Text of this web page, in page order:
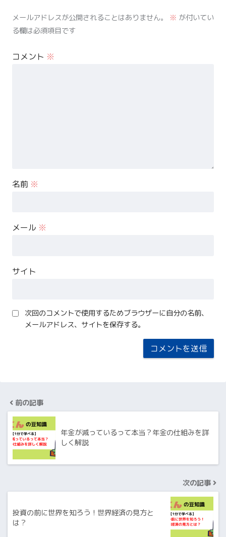
メールアドレスが公開されることはありません。 ※ が付いてい
る欄は必須項目です
コメント ※
名前 ※
メール ※
サイト
次回のコメントで使用するためブラウザーに自分の名前、
メールアドレス、サイトを保存する。
前の記事
年金が減っているって本当？年金の仕組みを詳
しく解説
次の記事
投資の前に世界を知ろう！世界経済の見方と
は？